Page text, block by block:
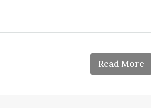
Read More